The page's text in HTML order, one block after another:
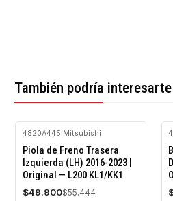
También podría
-10%
OFF
4820A445 Mitsubishi
Piola de Freno Trasera
Izquierda (LH) 2016-2023 |
Original — L200 KL1/KK1
$49.900$55.444